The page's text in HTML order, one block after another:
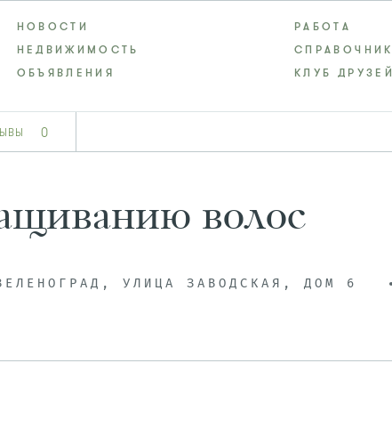
0
НОВОСТИ
РАБОТА
НЕДВИЖИМОСТЬ
СПРАВОЧНИК
ОБЪЯВЛЕНИЯ
КЛУБ ДРУЗЕЙ
волос
УЛИЦА ЗАВОДСКАЯ, ДОМ 6